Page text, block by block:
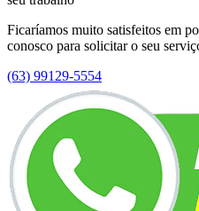
Ficaríamos muito satisfeitos em
conosco para solicitar o seu
(63) 99129-5554